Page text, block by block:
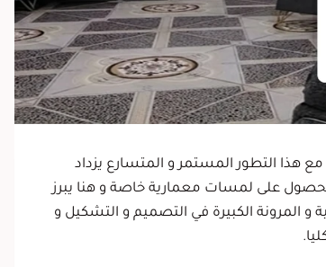
هذا التطور المستمر و المتسارع يزداد
الحصول على لمسات معمارية خاصة و هنا يبرز
و المرونة الكبيرة في التصميم و التشكيل و